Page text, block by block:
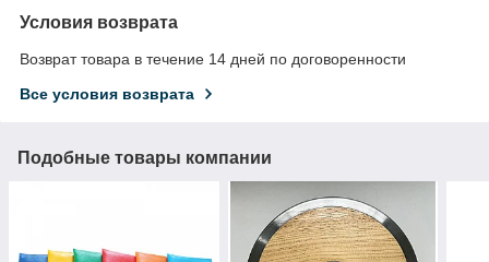
Условия возврата
Возврат товара в течение 14 дней по договоренности
Все условия возврата
Подобные товары компании